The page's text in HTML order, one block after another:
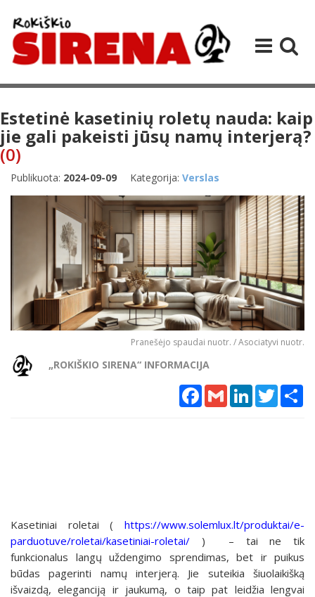
Estetinė kasetinių roletų nauda: kaip
jie gali pakeisti jūsų namų interjerą?
(0)
Publikuota: 2024-09-09 Kategorija: Verslas
Pranešėjo spaudai nuotr. / Asociatyvi nuotr.
„ROKIŠKIO SIRENA“ INFORMACIJA
Facebook
Gmail LinkedInTwitter
Kasetiniai roletai ( https://www.solemlux.lt/produktai/e-
parduotuve/roletai/kasetiniai-roletai/ ) – tai ne tik
funkcionalus langų uždengimo sprendimas, bet ir puikus
būdas pagerinti namų interjerą. Jie suteikia šiuolaikišką
išvaizdą, eleganciją ir jaukumą, o taip pat leidžia lengvai